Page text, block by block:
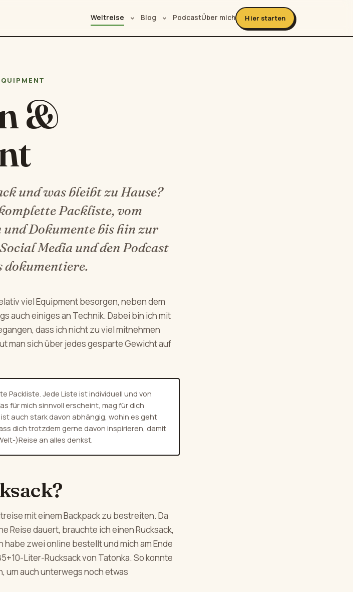
Weltreise Blog PodcastÜber mich Hier starten
&
und was bleibt zu Hause?
Packliste, vom
Dokumente bis hin zur
Media und den Podcast
dokumentiere.
viel Equipment besorgen, neben dem
auch einiges an Technik. Dabei bin ich mit
dass ich nicht zu viel mitnehmen
man sich über jedes gesparte Gewicht auf
Packliste. Jede Liste ist individuell und von
für mich sinnvoll erscheint, mag für dich
auch stark davon abhängig, wohin es geht
dich trotzdem gerne davon inspirieren, damit
)Reise an alles denkst.
mit einem Backpack zu bestreiten. Da
Reise dauert, brauchte ich einen Rucksack,
zwei online bestellt und mich am Ende
Liter-Rucksack von Tatonka. So konnte
um auch unterwegs noch etwas